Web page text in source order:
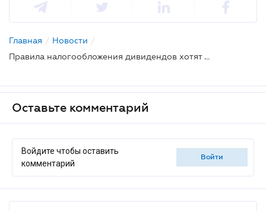
Главная / Новости /
Правила налогообложения дивидендов хотят изменить
Оставьте комментарий
Войдите чтобы оставить
комментарий
войти